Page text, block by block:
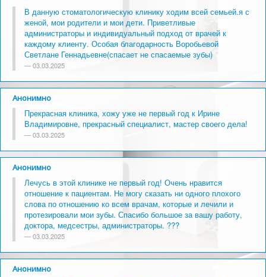
В данную стоматологическую клинику ходим всей семьей.я с
женой, мои родители и мои дети. Приветливые
администраторы и индивидуальный подход от врачей к
каждому клиенту. Особая благодарность Воробьевой
Светлане Геннадьевне(спасает не спасаемые зубы)
03.03.2025
Анонимно
Прекрасная клиника, хожу уже не первый год к Ирине
Владимировне, прекрасный специалист, мастер своего дела!
03.03.2025
Анонимно
Лечусь в этой клинике не первый год! Очень нравится
отношение к пациентам. Не могу сказать ни одного плохого
слова по отношению ко всем врачам, которые и лечили и
протезировали мои зубы. Спасибо большое за вашу работу,
доктора, медсестры, администраторы. ???
03.03.2025
Анонимно